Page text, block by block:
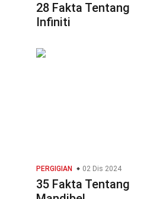
28 Fakta Tentang
Infiniti
PERGIGIAN 02 Dis 2024
35 Fakta Tentang